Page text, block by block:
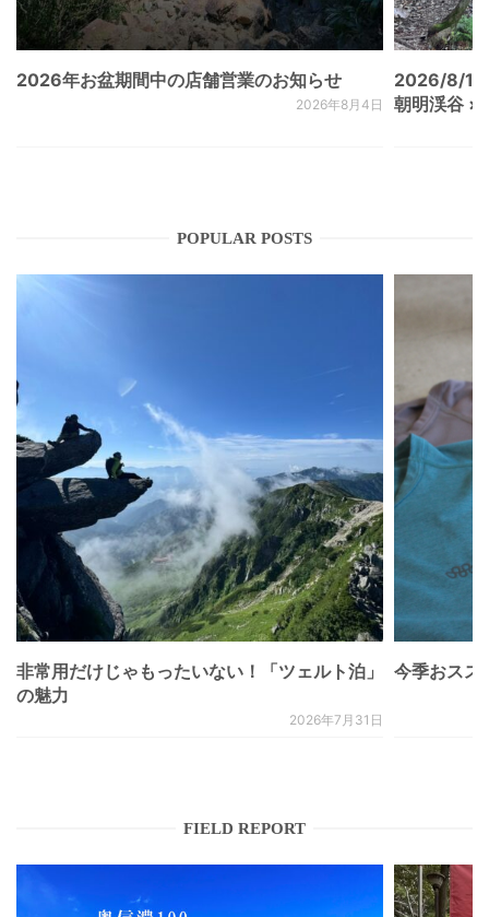
2026年お盆期間中の店舗営業のお知らせ
2026年8月4日
2026/8/
朝明渓谷 ×
POPULAR POSTS
非常用だけじゃもったいない！「ツェルト泊」
の魅力
2026年7月31日
今季おスス
FIELD REPORT